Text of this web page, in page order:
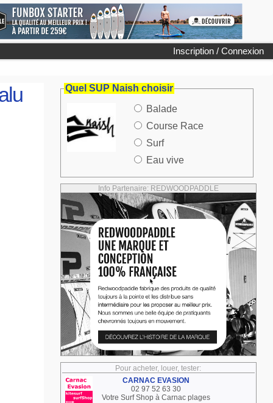
Inscription / Connexion
Quel SUP Naish choisir
Balade
Course Race
Surf
Eau vive
Info Partenaire: REDWOODPADDLE
Pour acheter, louer, tester:
CARNAC EVASION
02 97 52 63 30
Votre Surf Shop à Carnac plages